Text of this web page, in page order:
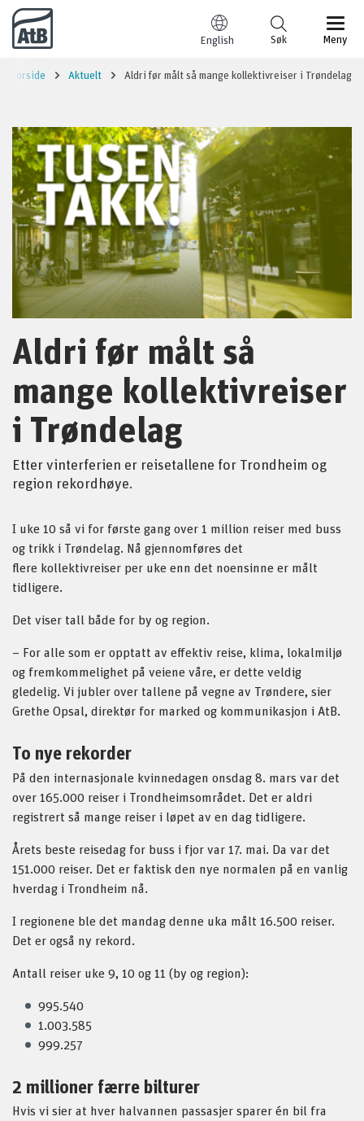
Til innhold
English Meny
Søk
Forside Aktuelt Aldri før målt så mange kollektivreiser i Trøndelag
Aldri før målt så
mange kollektivreiser
i Trøndelag
Etter vinterferien er reisetallene for Trondheim og
region rekordhøye.
I uke 10 så vi for første gang over 1 million reiser med buss
og trikk i Trøndelag. Nå gjennomføres det
flere kollektivreiser per uke enn det noensinne er målt
tidligere.
Det viser tall både for by og region.
– For alle som er opptatt av effektiv reise, klima, lokalmiljø
og fremkommelighet på veiene våre, er dette veldig
gledelig. Vi jubler over tallene på vegne av Trøndere, sier
Grethe Opsal, direktør for marked og kommunikasjon i AtB.
To nye rekorder
På den internasjonale kvinnedagen onsdag 8. mars var det
over 165.000 reiser i Trondheimsområdet. Det er aldri
registrert så mange reiser i løpet av en dag tidligere.
Årets beste reisedag for buss i fjor var 17. mai. Da var det
151.000 reiser. Det er faktisk den nye normalen på en vanlig
hverdag i Trondheim nå.
I regionene ble det mandag denne uka målt 16.500 reiser.
Det er også ny rekord.
Antall reiser uke 9, 10 og 11 (by og region):
995.540
1.003.585
999.257
2 millioner færre bilturer
Hvis vi sier at hver halvannen passasjer sparer én bil fra